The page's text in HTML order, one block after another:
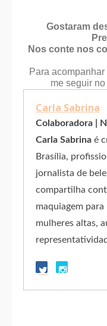
Gostaram
Nos conte nos
Para
me seguir no
Carla Sabrina
Colaboradora |
Carla Sabrinaé
Brasília,
jornalista de
compartilha
maquiagem
mulheres altas,